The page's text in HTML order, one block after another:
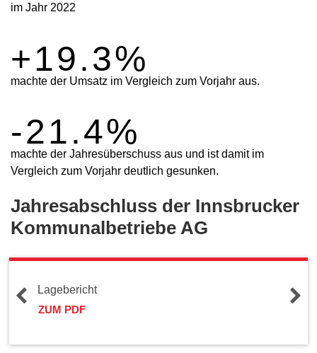
im Jahr 2022
+19.3%
machte der Umsatz im Vergleich zum Vorjahr aus.
-21.4%
machte der Jahresüberschuss aus und ist damit im
Vergleich zum Vorjahr deutlich gesunken.
Jahresabschluss der Innsbrucker
Kommunalbetriebe AG
Lagebericht
ZUM PDF